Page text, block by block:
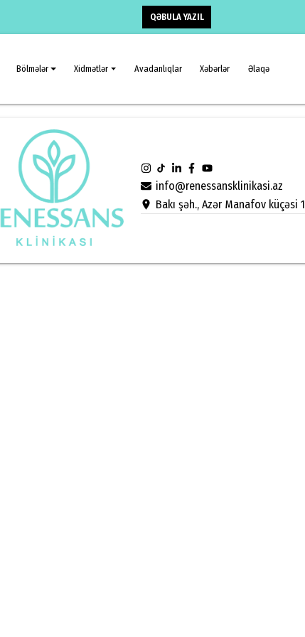
QƏBULA YAZIL
Bölmələr Xidmətlər Avadanlıqlar Xəbərlər Əlaqə
info@renessansklinikasi.az
Bakı şəh., Azər Manafov küçəsi 1